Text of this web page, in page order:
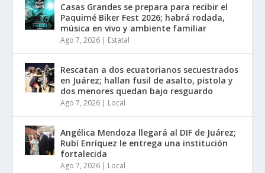
Casas Grandes se prepara para recibir el
Paquimé Biker Fest 2026; habrá rodada,
música en vivo y ambiente familiar
Ago 7, 2026 | Estatal
Rescatan a dos ecuatorianos secuestrados
en Juárez; hallan fusil de asalto, pistola y
dos menores quedan bajo resguardo
Ago 7, 2026 | Local
Angélica Mendoza llegará al DIF de Juárez;
Rubí Enríquez le entrega una institución
fortalecida
Ago 7, 2026 | Local